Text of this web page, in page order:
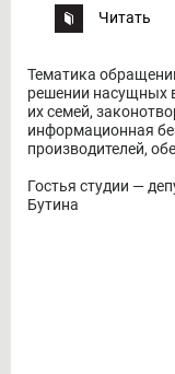
Читать
Тематика
решении насущных
их семей,
информационная
производителей,
Гостья студии —
Бутина